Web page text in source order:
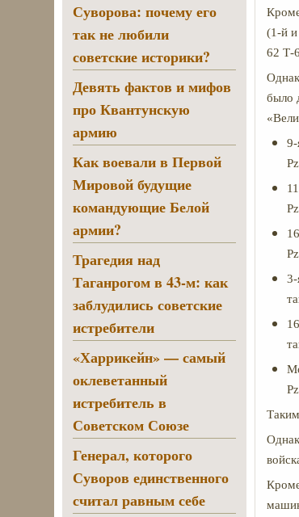
(1-й
62 Т-
было
Суворова: почему его
так не любили
советские историки?
Девять фактов и мифов
про Квантунскую
армию
Как воевали в Первой
Мировой будущие
командующие Белой
армии?
Трагедия над
Таганрогом в 43-м: как
заблудились советские
истребители
«Харрикейн» — самый
оклеветанный
истребитель в
Советском Союзе
Генерал, которого
Суворов единственного
считал равным себе